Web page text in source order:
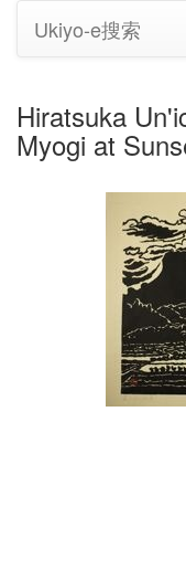
Ukiyo-e搜索
Hiratsuka
Myogi at